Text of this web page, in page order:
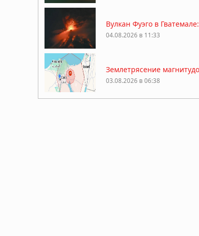
Вулкан Фуэго в
04.08.2026 в 11:33
Землетрясение
03.08.2026 в 06:38